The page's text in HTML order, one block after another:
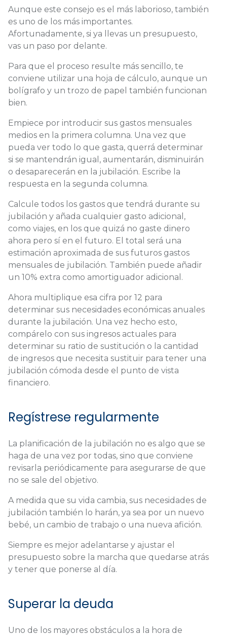
Aunque este consejo es el más laborioso, también
es uno de los más importantes.
Afortunadamente, si ya llevas un presupuesto,
vas un paso por delante.
Para que el proceso resulte más sencillo, te
conviene utilizar una hoja de cálculo, aunque un
bolígrafo y un trozo de papel también funcionan
bien.
Empiece por introducir sus gastos mensuales
medios en la primera columna. Una vez que
pueda ver todo lo que gasta, querrá determinar
si se mantendrán igual, aumentarán, disminuirán
o desaparecerán en la jubilación. Escribe la
respuesta en la segunda columna.
Calcule todos los gastos que tendrá durante su
jubilación y añada cualquier gasto adicional,
como viajes, en los que quizá no gaste dinero
ahora pero sí en el futuro. El total será una
estimación aproximada de sus futuros gastos
mensuales de jubilación. También puede añadir
un 10% extra como amortiguador adicional.
Ahora multiplique esa cifra por 12 para
determinar sus necesidades económicas anuales
durante la jubilación. Una vez hecho esto,
compárelo con sus ingresos actuales para
determinar su ratio de sustitución o la cantidad
de ingresos que necesita sustituir para tener una
jubilación cómoda desde el punto de vista
financiero.
Regístrese regularmente
La planificación de la jubilación no es algo que se
haga de una vez por todas, sino que conviene
revisarla periódicamente para asegurarse de que
no se sale del objetivo.
A medida que su vida cambia, sus necesidades de
jubilación también lo harán, ya sea por un nuevo
bebé, un cambio de trabajo o una nueva afición.
Siempre es mejor adelantarse y ajustar el
presupuesto sobre la marcha que quedarse atrás
y tener que ponerse al día.
Superar la deuda
Uno de los mayores obstáculos a la hora de